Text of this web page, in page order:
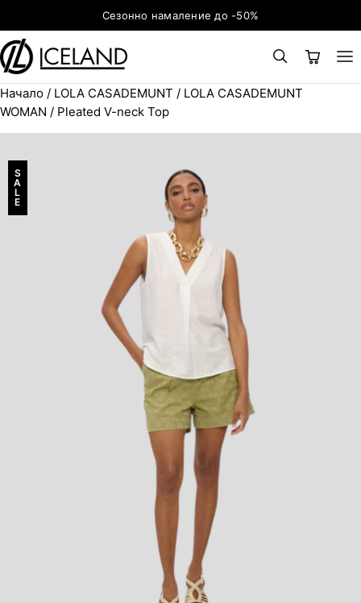
Към съдържаниетоСезонно намаление до -50%
Search for:
ТЪРСЕНЕ
Начало / LOLA CASADEMUNT / LOLA CASADEMUNT
WOMAN / Pleated V-neck Top
S
A
L
E